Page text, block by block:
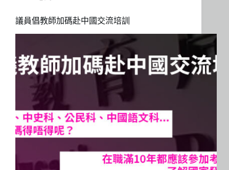
議員倡教師加碼赴中國交流培訓